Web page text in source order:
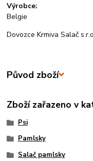
Výrobce:
Belgie
Dovozce Krmiva Salač
Původ zboží
Zboží zařazeno v
Psi
Pamlsky
Salač pamlsky